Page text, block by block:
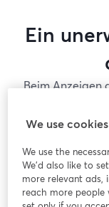
Ein
Beim Anzeigen
Problem
We use cookies
We use the
We'd also like to
more relevant ads,
reach more people